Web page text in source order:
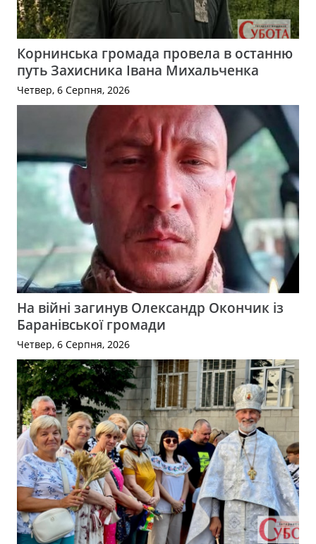
Корнинська громада провела в останню
путь Захисника Івана Михальченка
Четвер, 6 Серпня, 2026
На війні загинув Олександр Окончик із
Баранівської громади
Четвер, 6 Серпня, 2026